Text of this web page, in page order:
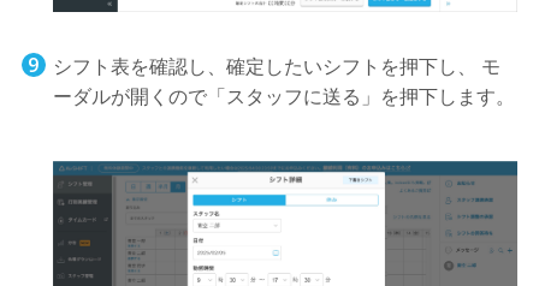
シフト表を確認し、確定したいシフトを押下し、 モ
ーダルが開くので「スタッフに送る」を押下します。